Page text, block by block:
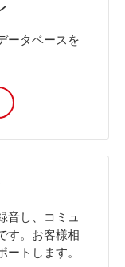
ータベースを
音し、コミュ
す。お客様相
トします。